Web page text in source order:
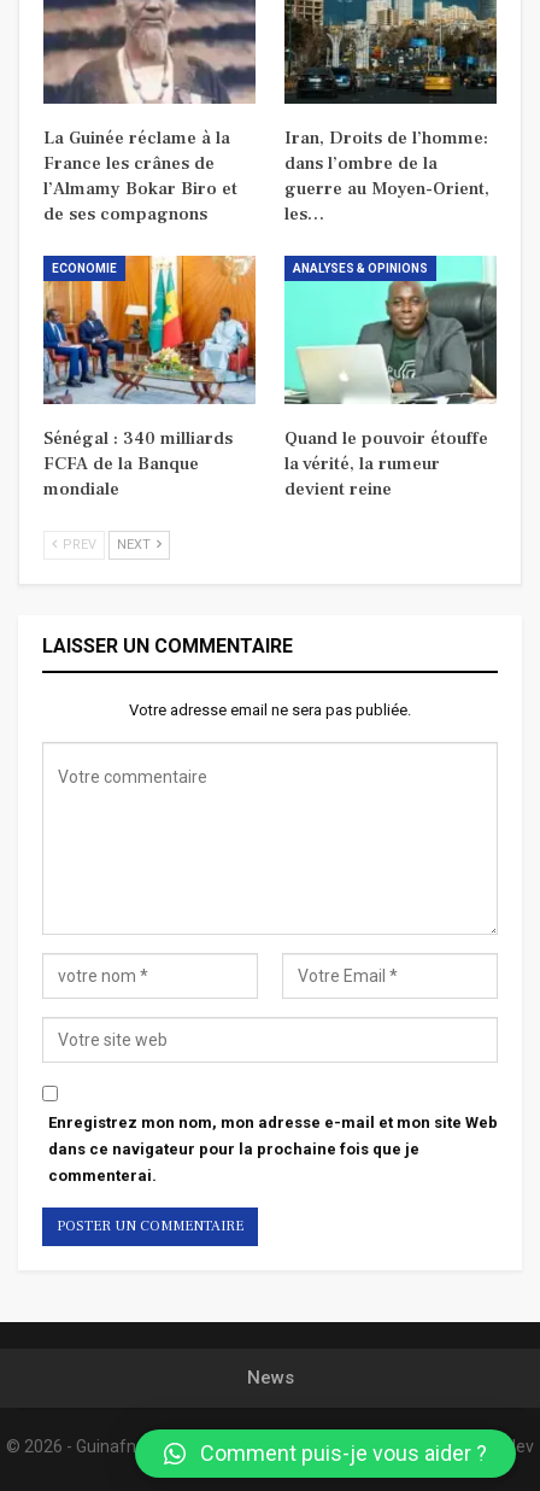
La Guinée réclame à la
France les crânes de
l’Almamy Bokar Biro et
de ses compagnons
Iran, Droits de l’homme:
dans l’ombre de la
guerre au Moyen-Orient,
les…
ECONOMIE
Sénégal : 340 milliards
FCFA de la Banque
mondiale
ANALYSES & OPINIONS
Quand le pouvoir étouffe
la vérité, la rumeur
devient reine
PREV NEXT
LAISSER UN COMMENTAIRE
Votre adresse email ne sera pas publiée.
Enregistrez mon nom, mon adresse e-mail et mon site Web
dans ce navigateur pour la prochaine fois que je
commenterai.
News
© 2026 - Guinafnews. All Rights Reserved. Website Design:Confordev
Comment puis-je vous aider ?